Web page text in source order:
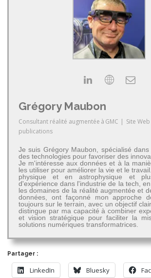
Grégory Maubon
Consultant réalité augmentée à GMC | Site Web
publications
Je suis Grégory Maubon, spécialisé dans
des technologies pour favoriser des
Je m'intéresse aux données et à la
les utiliser pour améliorer la vie et le
physique et en astrophysique et
d'expérience dans l'industrie de la tech, en
les domaines de la réalité augmentée et
données, ont façonné mon approche
toujours sur le terrain, avec un objectif
distingue par ma capacité à combiner
et vision stratégique pour faciliter la
solutions numériques transformatrices.
Partager :
LinkedIn Bluesky